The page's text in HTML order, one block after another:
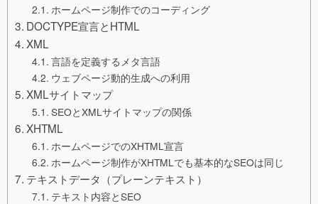
ホームページ制作でのコーディング
DOCTYPE宣言とHTML
XML
言語を定義するメタ言語
ウェブページ動的生成への利用
XMLサイトマップ
SEOとXMLサイトマップの関係
XHTML
ホームページでのXHTML宣言
ホームページ制作がXHTMLでも基本的なSEOは同じ
テキストデータ（プレーンテキスト）
テキスト内容とSEO